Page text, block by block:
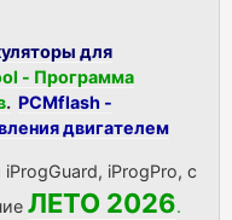
для
- Программа
. PCMflash -
двигателем
iProgPro, с
ЛЕТО 2026.